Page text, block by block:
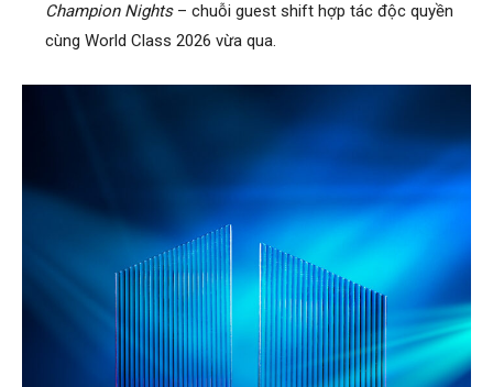
Champion Nights– chuỗi guest shift hợp tác độc quyền
cùng World Class 2026 vừa qua.